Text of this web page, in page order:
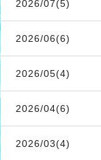
2026/07(5)
2026/06(6)
2026/05(4)
2026/04(6)
2026/03(4)